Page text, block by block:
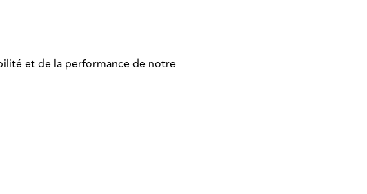
et de la performance de notre